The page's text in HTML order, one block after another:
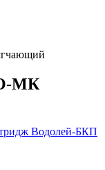
МК
Водолей-БКП